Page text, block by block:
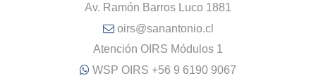
Av. Ramón Barros Luco 1881
oirs@sanantonio.cl
Atención OIRS Módulos 1
WSP OIRS +56 9 6190 9067